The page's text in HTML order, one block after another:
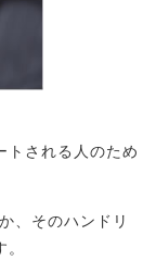
トされる人のため
、そのハンドリ